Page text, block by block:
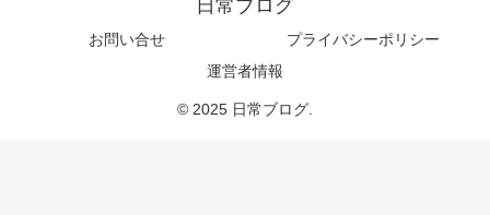
日常ブログ
お問い合せ
プライバシーポリシー
運営者情報
© 2025 日常ブログ.